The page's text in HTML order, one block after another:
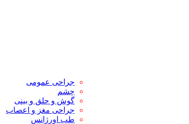
جراحی عمومی
چشم
گوش و حلق و بینی
جراحی مغز و اعصاب
طب اورژانس